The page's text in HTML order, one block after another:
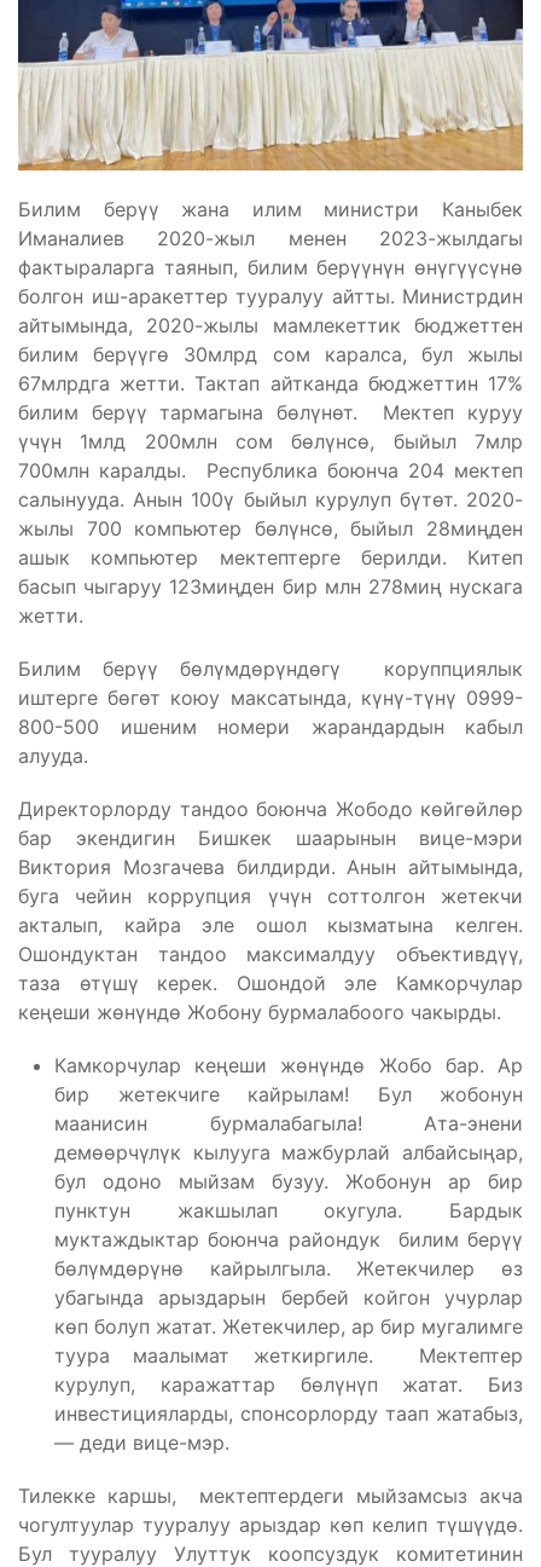
Билим берүү жана илим министри Каныбек
Иманалиев 2020-жыл менен 2023-жылдагы
фактыраларга таянып, билим берүүнүн өнүгүүсүнө
болгон иш-аракеттер тууралуу айтты. Министрдин
айтымында, 2020-жылы мамлекеттик бюджеттен
билим берүүгө 30млрд сом каралса, бул жылы
67млрдга жетти. Тактап айтканда бюджеттин 17%
билим берүү тармагына бөлүнөт. Мектеп куруу
үчүн 1млд 200млн сом бөлүнсө, быйыл 7млр
700млн каралды. Республика боюнча 204 мектеп
салынууда. Анын 100ү быйыл курулуп бүтөт. 2020-
жылы 700 компьютер бөлүнсө, быйыл 28миңден
ашык компьютер мектептерге берилди. Китеп
басып чыгаруу 123миңден бир млн 278миң нускага
жетти.
Билим берүү бөлүмдөрүндөгү коруппциялык
иштерге бөгөт коюу максатында, күнү-түнү 0999-
800-500 ишеним номери жарандардын кабыл
алууда.
Директорлорду тандоо боюнча Жободо көйгөйлөр
бар экендигин Бишкек шаарынын вице-мэри
Виктория Мозгачева билдирди. Анын айтымында,
буга чейин коррупция үчүн соттолгон жетекчи
акталып, кайра эле ошол кызматына келген.
Ошондуктан тандоо максималдуу объективдүү,
таза өтүшү керек. Ошондой эле Камкорчулар
кеңеши жөнүндө Жобону бурмалабоого чакырды.
Камкорчулар кеңеши жөнүндө Жобо бар. Ар
бир жетекчиге кайрылам! Бул жобонун
маанисин бурмалабагыла! Ата-энени
демөөрчүлүк кылууга мажбурлай албайсыңар,
бул одоно мыйзам бузуу. Жобонун ар бир
пунктун жакшылап окугула. Бардык
муктаждыктар боюнча райондук билим берүү
бөлүмдөрүнө кайрылгыла. Жетекчилер өз
убагында арыздарын бербей койгон учурлар
көп болуп жатат. Жетекчилер, ар бир мугалимге
туура маалымат жеткиргиле. Мектептер
курулуп, каражаттар бөлүнүп жатат. Биз
инвестицияларды, спонсорлорду таап жатабыз,
— деди вице-мэр.
Тилекке каршы, мектептердеги мыйзамсыз акча
чогултуулар тууралуу арыздар көп келип түшүүдө.
Бул тууралуу Улуттук коопсуздук комитетинин